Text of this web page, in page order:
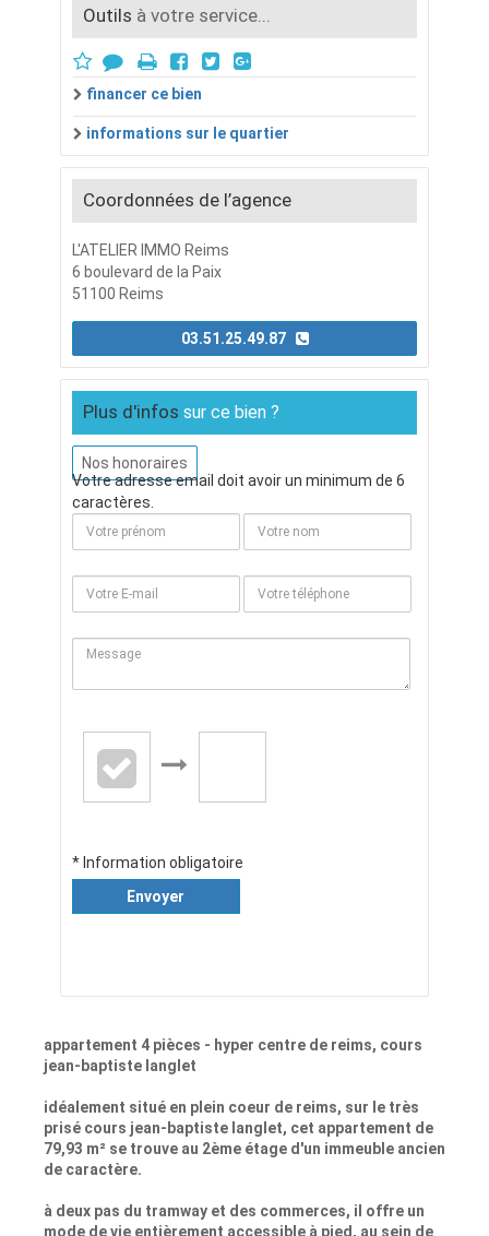
Outils à votre service...
financer ce bien
informations sur le quartier
Coordonnées de l’agence
L'ATELIER IMMO Reims
6 boulevard de la Paix
51100 Reims
Plus d'infos sur ce bien ?
Nos honoraires
Votre adresse email doit avoir un minimum de 6
caractères.
* Information obligatoire
Envoyer
appartement 4 pièces - hyper centre de reims, cours
jean-baptiste langlet
idéalement situé en plein coeur de reims, sur le très
prisé cours jean-baptiste langlet, cet appartement de
79,93 m² se trouve au 2ème étage d'un immeuble ancien
de caractère.
à deux pas du tramway et des commerces, il offre un
mode de vie entièrement accessible à pied, au sein de